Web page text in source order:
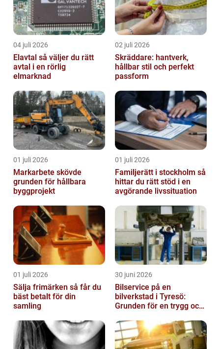
04 juli 2026
Elavtal så väljer du rätt
avtal i en rörlig
elmarknad
02 juli 2026
Skräddare: hantverk,
hållbar stil och perfekt
passform
01 juli 2026
Markarbete skövde
grunden för hållbara
byggprojekt
01 juli 2026
Familjerätt i stockholm så
hittar du rätt stöd i en
avgörande livssituation
01 juli 2026
Sälja frimärken så får du
bäst betalt för din
samling
30 juni 2026
Bilservice på en
bilverkstad i Tyresö:
Grunden för en trygg och